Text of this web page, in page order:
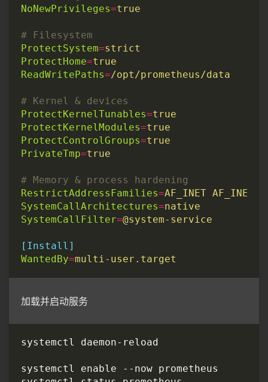
NoNewPrivileges=true
# Filesystem
ProtectSystem=strict
ProtectHome=true
ReadWritePaths=/opt/prometheus/data
# Kernel & devices
ProtectKernelTunables=true
ProtectKernelModules=true
ProtectControlGroups=true
PrivateTmp=true
# Memory & process hardening
RestrictAddressFamilies=AF_INET AF_INET6
SystemCallArchitectures=native
SystemCallFilter=@system-service
[Install]
WantedBy=multi-user.target
加载并启动服务